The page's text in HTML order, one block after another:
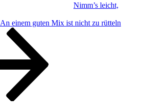
Nimm’s leicht,
An einem guten Mix ist nicht zu rütteln